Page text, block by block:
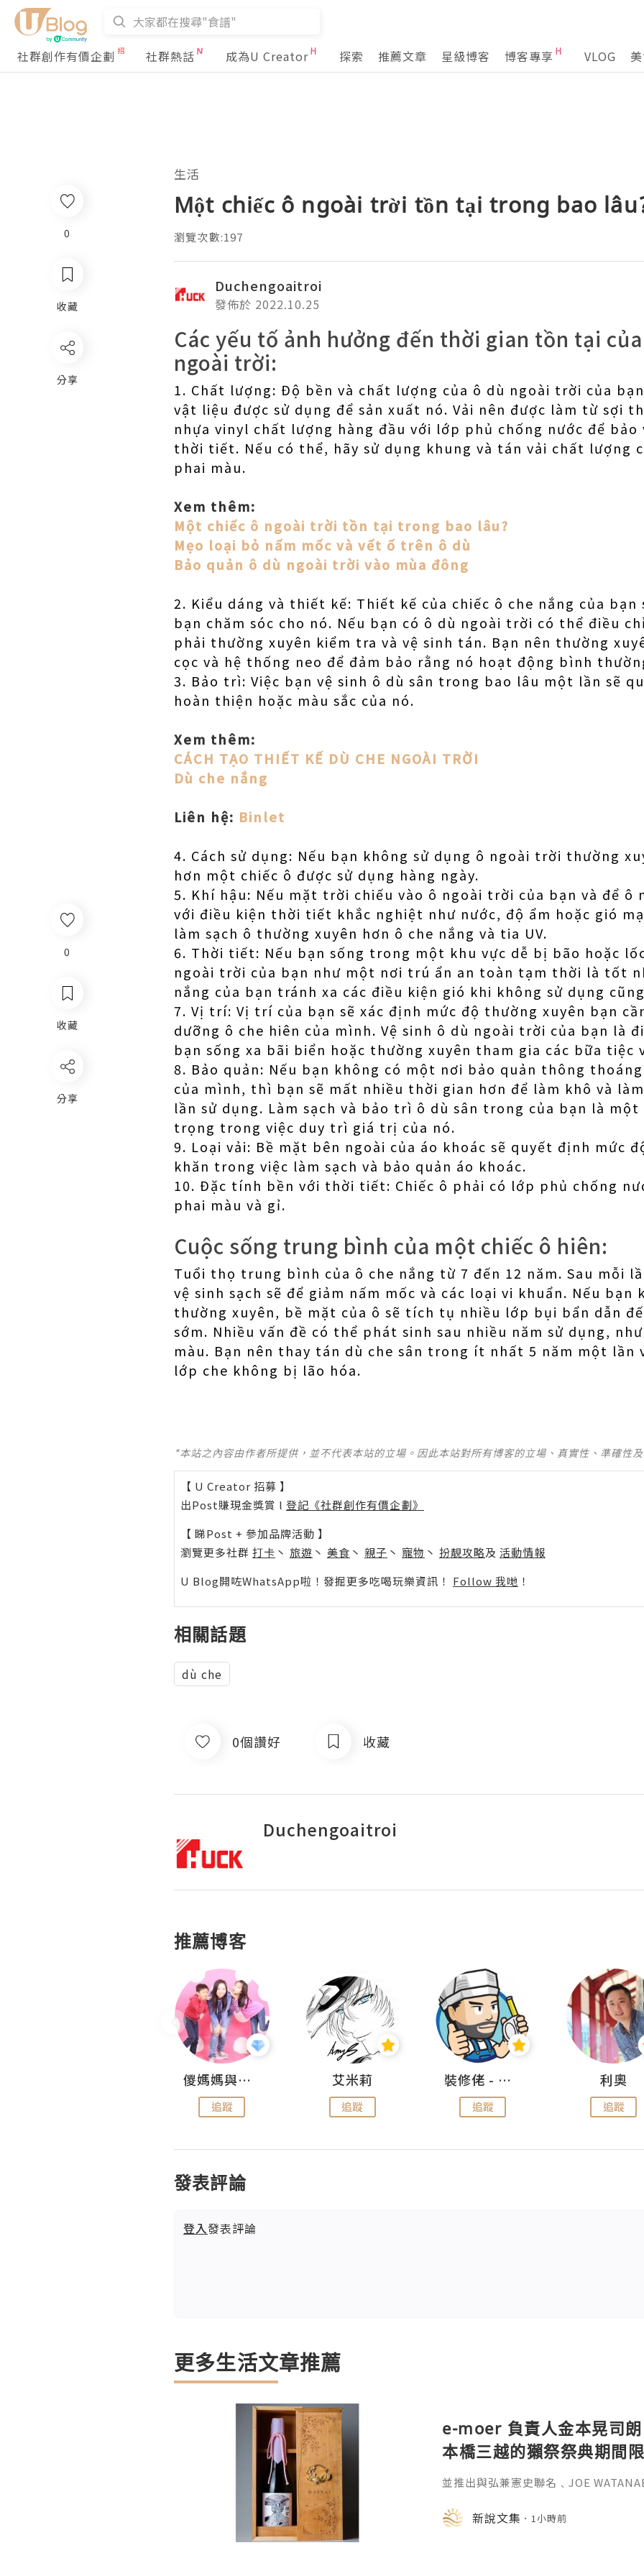
社群創作有價企劃 社群熱話 成為U Creator 探索 推薦文章 星級博客 博客專享 VLOG
0
收藏
分享
生活
Một chiếc ô ngoài trời tồn tại trong bao
瀏覽次數:197
Duchengoaitroi
發佈於 2022.10.25
Các yếu tố ảnh hưởng đến thời gian tồn tại
ngoài trời:
1. Chất lượng: Độ bền và chất lượng của ô dù ngoài trời của
vật liệu được sử dụng để sản xuất nó. Vải nên được làm từ sợi
nhựa vinyl chất lượng hàng đầu với lớp phủ chống nước để bảo
thời tiết. Nếu có thể, hãy sử dụng khung và tán vải chất lượng
phai màu.
Xem thêm:
Một chiếc ô ngoài trời tồn tại trong bao lâu?
Mẹo loại bỏ nấm mốc và vết ố trên ô dù
Bảo quản ô dù ngoài trời vào mùa đông
2. Kiểu dáng và thiết kế: Thiết kế của chiếc ô che nắng của bạn
bạn chăm sóc cho nó. Nếu bạn có ô dù ngoài trời có thể điều
phải thường xuyên kiểm tra và vệ sinh tán. Bạn nên thường
cọc và hệ thống neo để đảm bảo rằng nó hoạt động bình
3. Bảo trì: Việc bạn vệ sinh ô dù sân trong bao lâu một lần sẽ
hoàn thiện hoặc màu sắc của nó.
Xem thêm:
CÁCH TẠO THIẾT KẾ DÙ CHE NGOÀI TRỜI
Dù che nắng
Liên hệ: Binlet
4. Cách sử dụng: Nếu bạn không sử dụng ô ngoài trời thường
hơn một chiếc ô được sử dụng hàng ngày.
5. Khí hậu: Nếu mặt trời chiếu vào ô ngoài trời của bạn và để
với điều kiện thời tiết khắc nghiệt như nước, độ ẩm hoặc gió
làm sạch ô thường xuyên hơn ô che nắng và tia UV.
6. Thời tiết: Nếu bạn sống trong một khu vực dễ bị bão hoặc
ngoài trời của bạn như một nơi trú ẩn an toàn tạm thời là tốt
nắng của bạn tránh xa các điều kiện gió khi không sử dụng
7. Vị trí: Vị trí của bạn sẽ xác định mức độ thường xuyên bạn
dưỡng ô che hiên của mình. Vệ sinh ô dù ngoài trời của bạn là
bạn sống xa bãi biển hoặc thường xuyên tham gia các bữa tiệc
8. Bảo quản: Nếu bạn không có một nơi bảo quản thông
của mình, thì bạn sẽ mất nhiều thời gian hơn để làm khô và
lần sử dụng. Làm sạch và bảo trì ô dù sân trong của bạn là
trọng trong việc duy trì giá trị của nó.
9. Loại vải: Bề mặt bên ngoài của áo khoác sẽ quyết định mức
khăn trong việc làm sạch và bảo quản áo khoác.
10. Đặc tính bền với thời tiết: Chiếc ô phải có lớp phủ chống
phai màu và gỉ.
Cuộc sống trung bình của một chiếc ô hiên:
Tuổi thọ trung bình của ô che nắng từ 7 đến 12 năm. Sau mỗi
vệ sinh sạch sẽ để giảm nấm mốc và các loại vi khuẩn. Nếu bạn
thường xuyên, bề mặt của ô sẽ tích tụ nhiều lớp bụi bẩn dẫn
sớm. Nhiều vấn đề có thể phát sinh sau nhiều năm sử dụng,
màu. Bạn nên thay tán dù che sân trong ít nhất 5 năm một lần
lớp che không bị lão hóa.
*本站之內容由作者所提供，並不代表本站的立場。因此本站對所有博客的立場、真實性、準確性
【 U Creator 招募 】
出Post賺現金獎賞 l 登記《社群創作有價企劃》
【 睇Post + 參加品牌活動 】
瀏覽更多社群 打卡 丶 旅遊 丶 美食 丶 親子 丶 寵物 丶 扮靚攻略及 活動情報
U Blog開咗WhatsApp啦！發掘更多吃喝玩樂資訊！ Follow 我哋 ！
相關話題
dù che
0個讚好 收藏
Duchengoaitroi
推薦博客
儍媽媽與兩隻小魔怪之家
追蹤
艾米莉
追蹤
裝修佬 - 香港一站式網上裝修平台
追蹤
利奧
追蹤
發表評論
登入發表評論
更多生活文章推薦
e-moer 負責人金本晃司
本橋三越的獺祭祭典期間
金属的東京銀器工匠一同
並推出與弘兼憲史聯名﹑JOE
化。e-moer 旗下飾品及銀器品牌「
日至 26 日（週三至週二）期間，在日
新說文集 1小時前
0
收藏
分享